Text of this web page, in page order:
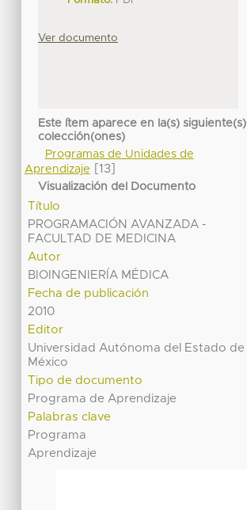
Ver documento
Este ítem aparece en la(s) siguiente(s)
colección(ones)
Programas de Unidades de
Aprendizaje
[13]
Visualización del Documento
Título
PROGRAMACIÓN AVANZADA -
FACULTAD DE MEDICINA
Autor
BIOINGENIERÍA MÉDICA
Fecha de publicación
2010
Editor
Universidad Autónoma del Estado de
México
Tipo de documento
Programa de Aprendizaje
Palabras clave
Programa
Aprendizaje